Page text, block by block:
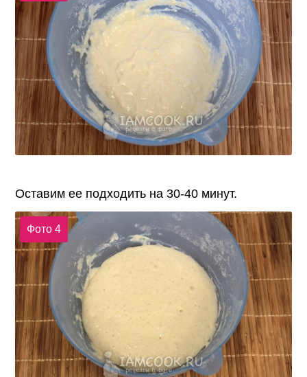
Оставим ее подходить на 30-40 минут.
Фото 4